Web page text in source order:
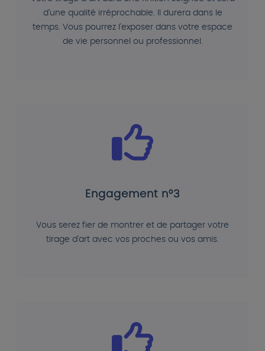
d'une qualité irréprochable. Il durera dans le
temps. Vous pourrez l'exposer dans votre espace
de vie personnel ou professionnel.
Engagement n°3
Vous serez fier de montrer et de partager votre
tirage d'art avec vos proches ou vos amis.